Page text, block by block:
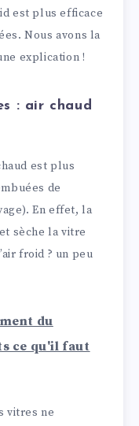
est plus efficace
Nous avons la
explication !
: air chaud
est plus
de
En effet, la
sèche la vitre
froid ? un peu
du
ce qu'il faut
vitres ne